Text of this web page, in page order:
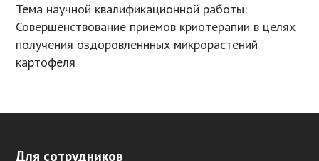
Тема научной квалификационной работы:
Совершенствование приемов криотерапии в целях
получения оздоровленнных микрорастений
картофеля
Для сотрудников